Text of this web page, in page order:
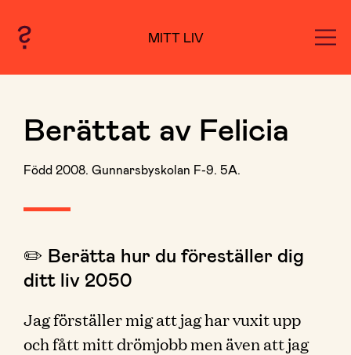
MITT LIV
Berättat av Felicia
Född 2008. Gunnarsbyskolan F-9. 5A.
✏️ Berätta hur du föreställer dig
ditt liv 2050
Jag förställer mig att jag har vuxit upp
och fått mitt drömjobb men även att jag